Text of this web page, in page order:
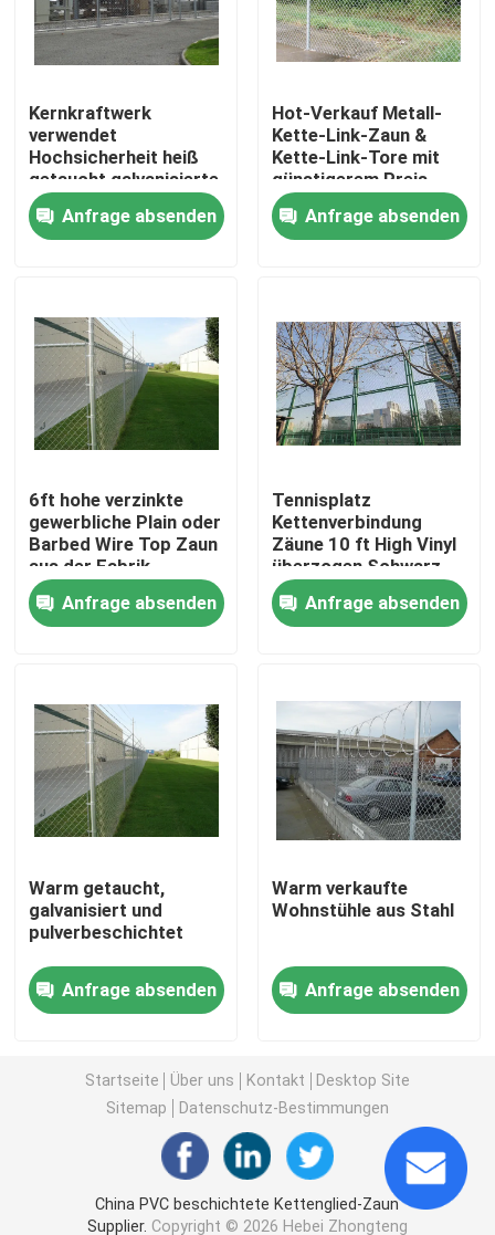
Produkte
Videos
Über uns
Fabrik-Ausflug
Qualitätskontrolle
Kontaktiere uns
Fechten der geschweißten Masche
3D schweißte Draht-Zaun
Vorübergehender Sicherheitszaun
Antizaun des aufstiegs-358
Röhrenstahlzaun
Flughafensicherheits-Fechten
Metallkettengliedzaun
Kernkraftwerk
verwendet
Hochsicherheit heiß
getaucht galvanisierte
Kettenverbindung
ZaunAnfrage absenden
Hot-Verkauf Metall-
Kette-Link-Zaun &
Kette-Link-Tore mit
günstigerem Preis
Anfrage absenden
6ft hohe verzinkte
gewerbliche Plain oder
Barbed Wire Top Zaun
aus der Fabrik
Lieferung
Anfrage absenden
Tennisplatz
Kettenverbindung
Zäune 10 ft High Vinyl
überzogen Schwarz
oder Grün Fro Markt
Anfrage absenden
Warm getaucht,
galvanisiert und
pulverbeschichtet
Anfrage absenden
Warm verkaufte
Wohnstühle aus Stahl
Anfrage absenden
Startseite Über uns Kontakt
Desktop Site
Sitemap
Datenschutz-Bestimmungen
China PVC beschichtete Kettenglied-Zaun
Supplier. Copyright © 2026 Hebei Zhongteng